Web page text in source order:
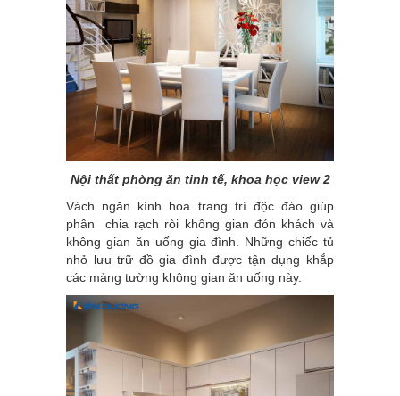
Nội thất phòng ăn tinh tế, khoa học view 2
Vách ngăn kính hoa trang trí độc đáo giúp
phân chia rạch ròi không gian đón khách và
không gian ăn uống gia đình. Những chiếc tủ
nhỏ lưu trữ đồ gia đình được tận dụng khắp
các mảng tường không gian ăn uống này.